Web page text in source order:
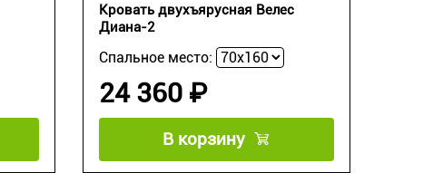
Кровать двухъярусная Велес
Диана-2
Спальное место:
24 360 ₽
В корзину